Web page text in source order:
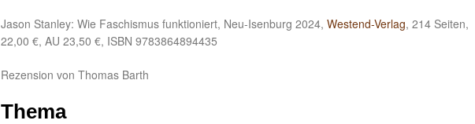
Jason Stanley: Wie Faschismus funktioniert, Neu-Isenburg 2024, Westend-Verlag, 214 Seiten,
22,00 €, AU 23,50 €, ISBN 9783864894435
Rezension von Thomas Barth
Thema